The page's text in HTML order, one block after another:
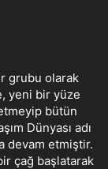
grubu olarak
yeni bir yüze
bütün
Dünyası adı
devam etmiştir.
çağ başlatarak